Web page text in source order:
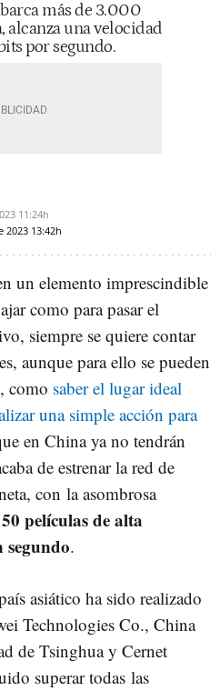
más de 3.000
una velocidad
por segundo.
11:24h
2023 13:42h
un elemento imprescindible
como para pasar el
siempre se quiere contar
aunque para ello se pueden
como saber el lugar ideal
una simple acción para
en China ya no tendrán
de estrenar la red de
con la asombrosa
películas de alta
.
asiático ha sido realizado
Technologies Co., China
de Tsinghua y Cernet
superar todas las